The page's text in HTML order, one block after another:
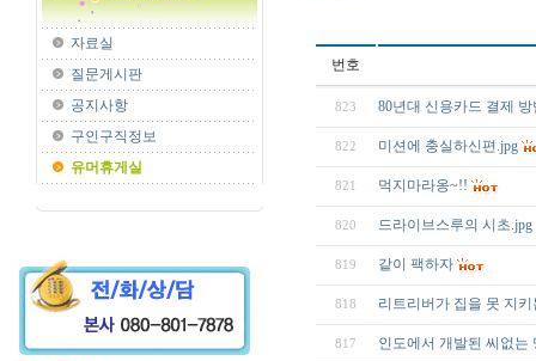
자료실
질문게시판
공지사항
구인구직정보
유머휴게실
번호
823 80년대 신용카드 결제 방
822 미션에 충실하신편.jpg
821 먹지마라옹~!!
820 드라이브스루의 시초.jpg
819 같이 팩하자
818 리트리버가 집을 못 지키
817 인도에서 개발된 씨없는